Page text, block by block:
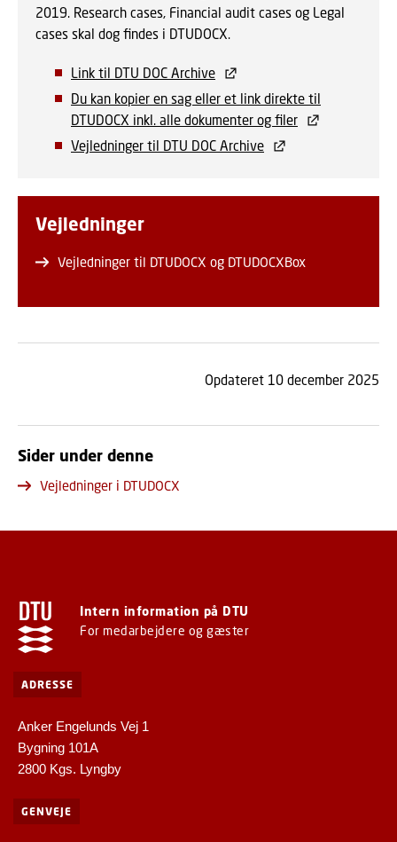
2019. Research cases, Financial audit cases og Legal
cases skal dog findes i DTUDOCX.
Link til DTU DOC Archive
Du kan kopier en sag eller et link direkte til
DTUDOCX inkl. alle dokumenter og filer
Vejledninger til DTU DOC Archive
Vejledninger
Vejledninger til DTUDOCX og DTUDOCXBox
Opdateret 10 december 2025
Sider under denne
Vejledninger i DTUDOCX
Intern information på DTU
For medarbejdere og gæster
ADRESSE
Anker Engelunds Vej 1
Bygning 101A
2800 Kgs. Lyngby
GENVEJE